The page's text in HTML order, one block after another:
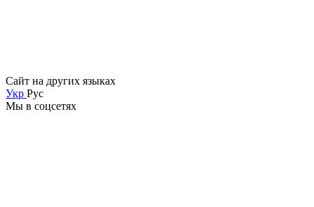
Сайт на других языках
Укр Рус
Мы в соцсетях